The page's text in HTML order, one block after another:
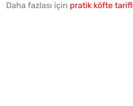
Daha fazlası için pratik köfte